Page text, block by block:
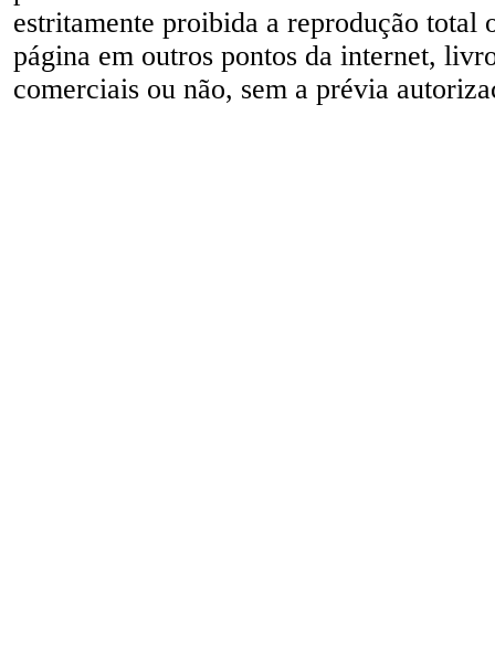
estritamente proibida a reprodução total
página em outros pontos da internet,
comerciais ou não, sem a prévia